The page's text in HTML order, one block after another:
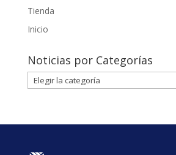
Tienda
Inicio
Noticias por Categorías
Noticias
por